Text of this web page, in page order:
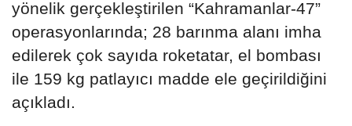
yönelik gerçekleştirilen “Kahramanlar-47”
operasyonlarında; 28 barınma alanı imha
edilerek çok sayıda roketatar, el bombası
ile 159 kg patlayıcı madde ele geçirildiğini
açıkladı.